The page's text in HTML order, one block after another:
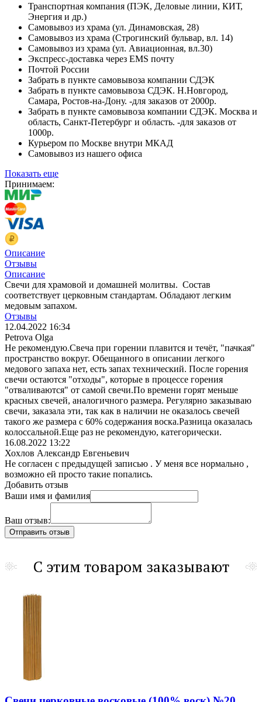
Транспортная компания (ПЭК, Деловые линии, КИТ,
Энергия и др.)
Самовывоз из храма (ул. Динамовская, 28)
Самовывоз из храма (Строгинский бульвар, вл. 14)
Самовывоз из храма (ул. Авиационная, вл.30)
Экспресс-доставка через EMS почту
Почтой России
Забрать в пункте самовывоза компании СДЭК
Забрать в пункте самовывоза СДЭК. Н.Новгород,
Самара, Ростов-на-Дону. -для заказов от 2000р.
Забрать в пункте самовывоза компании СДЭК. Москва и
область, Санкт-Петербург и область. -для заказов от
1000р.
Курьером по Москве внутри МКАД
Самовывоз из нашего офиса
Показать еще
Принимаем:
Описание
Отзывы
Описание
Свечи для храмовой и домашней молитвы. Состав
соответствует церковным стандартам. Обладают легким
медовым запахом.
Отзывы
12.04.2022 16:34
Petrova Olga
Не рекомендую.Свеча при горении плавится и течёт, "пачкая"
пространство вокруг. Обещанного в описании легкого
медового запаха нет, есть запах технический. После горения
свечи остаются "отходы", которые в процессе горения
"отваливаются" от самой свечи.По времени горят меньше
красных свечей, аналогичного размера. Регулярно заказываю
свечи, заказала эти, так как в наличии не оказалось свечей
такого же размера с 60% содержания воска.Разница оказалась
колоссальной.Еще раз не рекомендую, категорически.
16.08.2022 13:22
Хохлов Александр Евгеньевич
Не согласен с предыдущей записью . У меня все нормально ,
возможно ей просто такие попались.
Добавить отзыв
Ваши имя и фамилия
Ваш отзыв:
С этим товаром заказывают